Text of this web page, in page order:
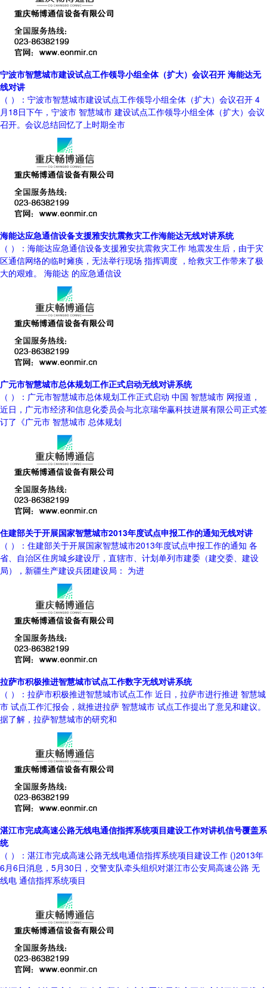
宁波市智慧城市建设试点工作领导小组全体（扩大）会议召开 海能达无
线对讲
（ ）：宁波市智慧城市建设试点工作领导小组全体（扩大）会议召开 4
月18日下午，宁波市 智慧城市 建设试点工作领导小组全体（扩大）会议
召开。会议总结回忆了上时期全市
海能达应急通信设备支援雅安抗震救灾工作海能达无线对讲系统
（ ）：海能达应急通信设备支援雅安抗震救灾工作 地震发生后，由于灾
区通信网络的临时瘫痪，无法举行现场 指挥调度 ，给救灾工作带来了极
大的艰难。 海能达 的应急通信设
广元市智慧城市总体规划工作正式启动无线对讲系统
（ ）：广元市智慧城市总体规划工作正式启动 中国 智慧城市 网报道，
近日，广元市经济和信息化委员会与北京瑞华赢科技进展有限公司正式签
订了《广元市 智慧城市 总体规划
住建部关于开展国家智慧城市2013年度试点申报工作的通知无线对讲
（ ）：住建部关于开展国家智慧城市2013年度试点申报工作的通知 各
省、自治区住房城乡建设厅，直辖市、计划单列市建委（建交委、建设
局），新疆生产建设兵团建设局： 为进
拉萨市积极推进智慧城市试点工作数字无线对讲系统
（ ）：拉萨市积极推进智慧城市试点工作 近日，拉萨市进行推进 智慧城
市 试点工作汇报会，就推进拉萨 智慧城市 试点工作提出了意见和建议。
据了解，拉萨智慧城市的研究和
湛江市完成高速公路无线电通信指挥系统项目建设工作对讲机信号覆盖系
统
（ ）：湛江市完成高速公路无线电通信指挥系统项目建设工作 ()2013年
6月6日消息，5月30日，交警支队牵头组织对湛江市公安局高速公路 无
线电 通信指挥系统项目